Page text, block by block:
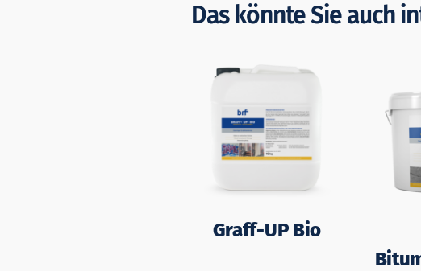
Das könnte Sie auch
Graff-UP Bio